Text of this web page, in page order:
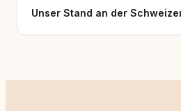
Unser Stand an der